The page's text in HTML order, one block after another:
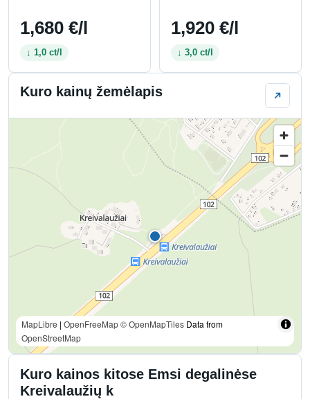
1,680 €/l
↓ 1,0 ct/l
1,920 €/l
↓ 3,0 ct/l
Kuro kainų žemėlapis
MapLibre | OpenFreeMap© OpenMapTiles Data from
OpenStreetMap
Kuro kainos kitose Emsi degalinėse
Kreivalaužių k